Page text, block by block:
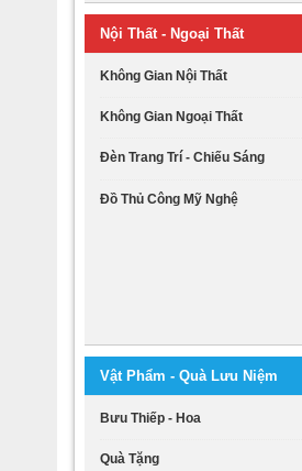
Nội Thất - Ngoại Thất
Không Gian Nội Thất
Không Gian Ngoại Thất
Đèn Trang Trí - Chiếu Sáng
Đồ Thủ Công Mỹ Nghệ
Vật Phẩm - Quà Lưu Niệm
Bưu Thiếp - Hoa
Quà Tặng